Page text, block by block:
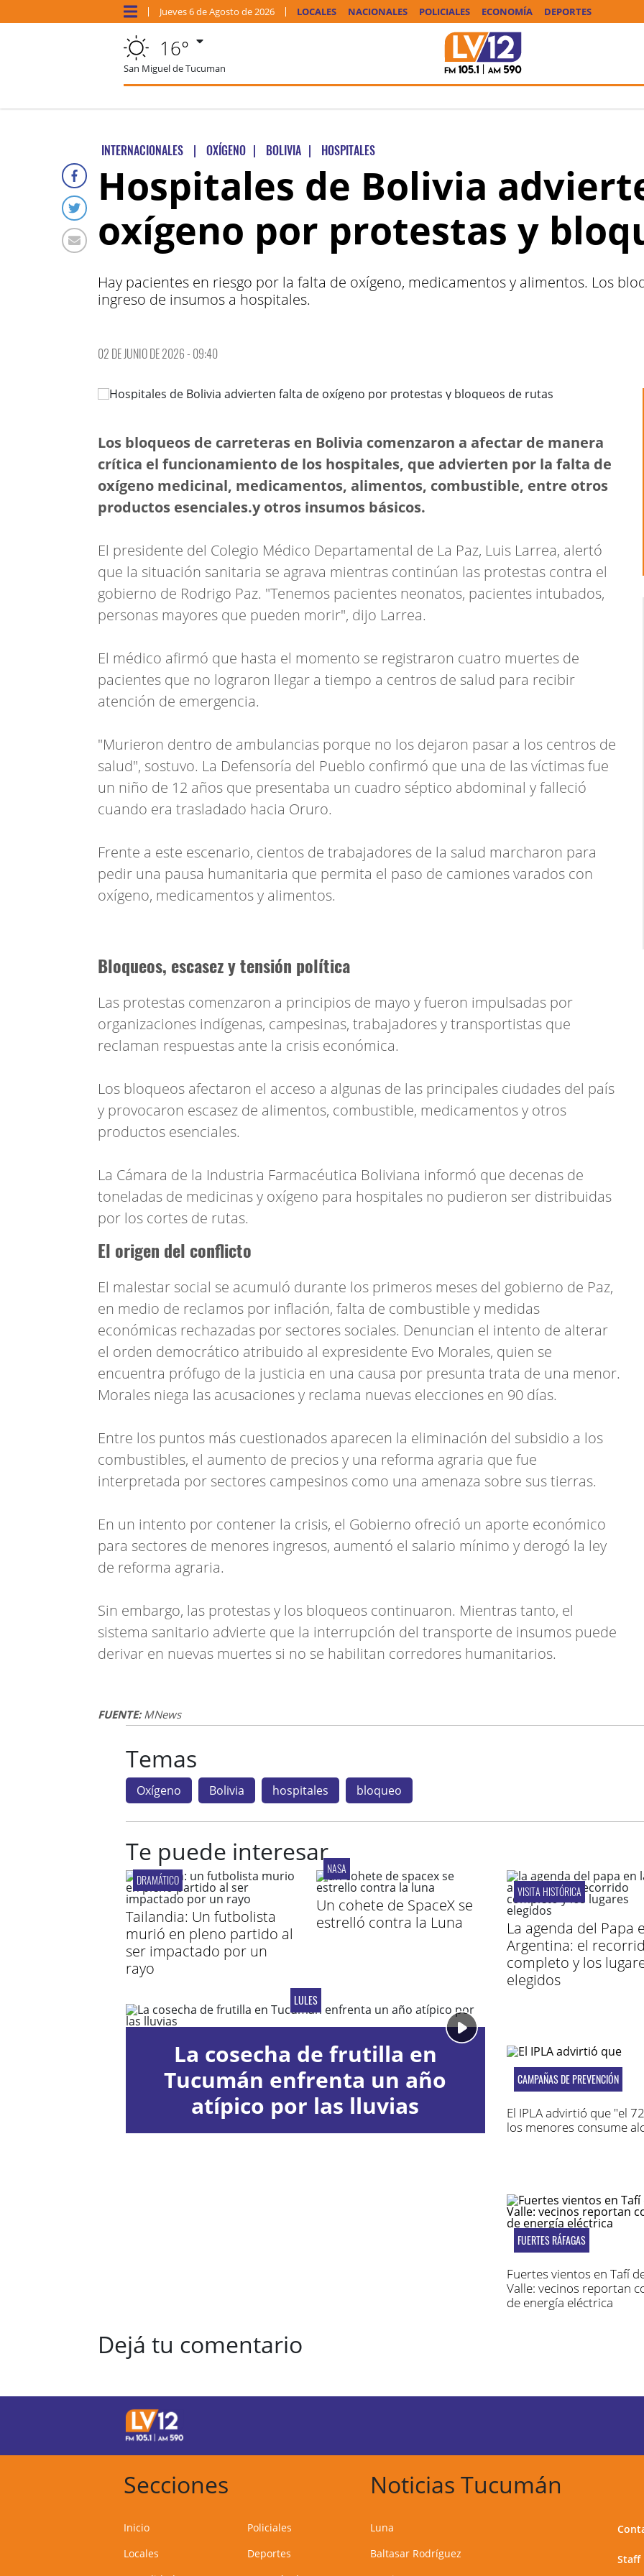
Jueves6 deAgosto de 2026 LOCALES NACIONALES POLICIALES ECONOMÍA DEPORTES
16°
San Miguel de Tucuman
INTERNACIONALES | OXÍGENO | BOLIVIA | HOSPITALES
Hospitales de Bolivia
oxígeno por protestas y
Hay pacientes en riesgo por la falta de oxígeno, medicamentos y alimentos. Los
ingreso de insumos a hospitales.
02 DE JUNIO DE 2026 - 09:40
Los bloqueos de carreteras en Bolivia comenzaron a afectar de manera
crítica el funcionamiento de los hospitales, que advierten por la falta de
oxígeno medicinal, medicamentos, alimentos, combustible, entre otros
productos esenciales.y otros insumos básicos.
El presidente del Colegio Médico Departamental de La Paz, Luis Larrea, alertó
que la situación sanitaria se agrava mientras continúan las protestas contra el
gobierno de Rodrigo Paz. "Tenemos pacientes neonatos, pacientes intubados,
personas mayores que pueden morir", dijo Larrea.
El médico afirmó que hasta el momento se registraron cuatro muertes de
pacientes que no lograron llegar a tiempo a centros de salud para recibir
atención de emergencia.
"Murieron dentro de ambulancias porque no los dejaron pasar a los centros de
salud", sostuvo. La Defensoría del Pueblo confirmó que una de las víctimas fue
un niño de 12 años que presentaba un cuadro séptico abdominal y falleció
cuando era trasladado hacia Oruro.
Frente a este escenario, cientos de trabajadores de la salud marcharon para
pedir una pausa humanitaria que permita el paso de camiones varados con
oxígeno, medicamentos y alimentos.
Bloqueos, escasez y tensión política
Las protestas comenzaron a principios de mayo y fueron impulsadas por
organizaciones indígenas, campesinas, trabajadores y transportistas que
reclaman respuestas ante la crisis económica.
Los bloqueos afectaron el acceso a algunas de las principales ciudades del país
y provocaron escasez de alimentos, combustible, medicamentos y otros
productos esenciales.
La Cámara de la Industria Farmacéutica Boliviana informó que decenas de
toneladas de medicinas y oxígeno para hospitales no pudieron ser distribuidas
por los cortes de rutas.
El origen del conflicto
El malestar social se acumuló durante los primeros meses del gobierno de Paz,
en medio de reclamos por inflación, falta de combustible y medidas
económicas rechazadas por sectores sociales. Denuncian el intento de alterar
el orden democrático atribuido al expresidente Evo Morales, quien se
encuentra prófugo de la justicia en una causa por presunta trata de una menor.
Morales niega las acusaciones y reclama nuevas elecciones en 90 días.
Entre los puntos más cuestionados aparecen la eliminación del subsidio a los
combustibles, el aumento de precios y una reforma agraria que fue
interpretada por sectores campesinos como una amenaza sobre sus tierras.
En un intento por contener la crisis, el Gobierno ofreció un aporte económico
para sectores de menores ingresos, aumentó el salario mínimo y derogó la ley
de reforma agraria.
Sin embargo, las protestas y los bloqueos continuaron. Mientras tanto, el
sistema sanitario advierte que la interrupción del transporte de insumos puede
derivar en nuevas muertes si no se habilitan corredores humanitarios.
FUENTE:MNews
Temas
Oxígeno Bolivia hospitales bloqueo
Te puede interesar
DRAMÁTICO
Tailandia: Un futbolista
murió en pleno partido al
ser impactado por un
rayo
NASA
Un cohete de SpaceX se
estrelló contra la Luna
VISITA HISTÓRICA
La agenda del Papa
Argentina: el
completo y los
elegidos
LULES
La cosecha de frutilla en
Tucumán enfrenta un año
atípico por las lluvias
CAMPAÑAS DE PREVENCIÓN
El IPLA advirtió que "el
los menores consume
FUERTES RÁFAGAS
Fuertes vientos en Tafí
Valle: vecinos reportan
de energía eléctrica
Dejá tu comentario
Secciones
Inicio
Locales
Policiales
Deportes
Noticias Tucumán
Luna
Baltasar Rodríguez
Staff